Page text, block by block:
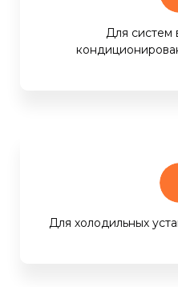
Для систем
Для холодильных